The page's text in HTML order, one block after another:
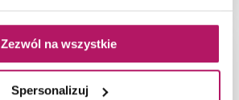
Zezwól na wszystkie
Spersonalizuj